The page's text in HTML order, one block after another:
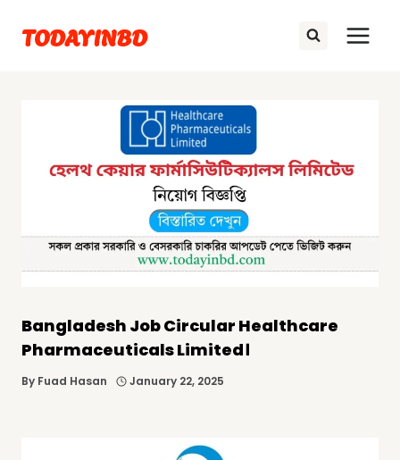
content
TODAYINBD
Bangladesh Job Circular Healthcare
Pharmaceuticals Limited।
By Fuad Hasan January 22, 2025